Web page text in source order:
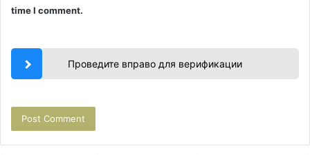
time I comment.
Проведите вправо для верификации